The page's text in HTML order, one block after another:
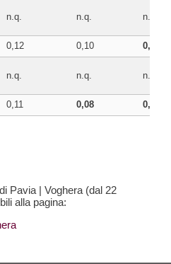
n.q. n.q. n.q.
0,12 0,10
0,11
n.q. n.q. n.q.
0,11 0,08 0,10
Pavia | Voghera (dal 22
alla pagina: